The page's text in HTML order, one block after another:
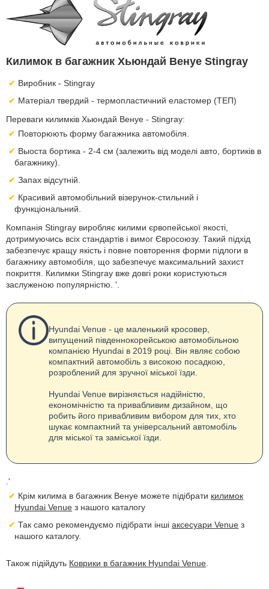
Килимок в багажник Хьюндай Венуе Stingray
Виробник - Stingray
Матеріал твердий - термопластичний еластомер (ТЕП)
Переваги килимків Хьюндай Венуе - Stingray:
Повторюють форму багажника автомобіля.
Выоста бортика - 2-4 см (залежить від моделі авто, бортиків в
багажнику).
Запах відсутній.
Красивий автомобільний візерунок-стильний і
функціональний.
Компанія Stingray виробляє килими єрвопейської якості,
дотримуючись всіх стандартів і вимог Євросоюзу. Такий підхід
забезпечує кращу якість і повне повторення форми підлоги в
багажнику автомобіля, що забезпечує максимальний захист
покриття. Килимки Stingray вже довгі роки користуються
заслуженою популярністю. '.
Hyundai Venue - це маленький кросовер,
випущений південнокорейською автомобільною
компанією Hyundai в 2019 році. Він являє собою
компактний автомобіль з високою посадкою,
розроблений для зручної міської їзди.
Hyundai Venue вирізняється надійністю,
економічністю та привабливим дизайном, що
робить його привабливим вибором для тих, хто
шукає компактний та універсальний автомобіль
для міської та заміської їзди.
.'
Крім килима в багажник Венуе можете підібрати килимок
Hyundai Venue з нашого каталогу
Так само рекомендуємо підібрати іншіаксесуари Venue з
нашого каталогу.
Також підійдуть Коврики в багажник Hyundai Venue